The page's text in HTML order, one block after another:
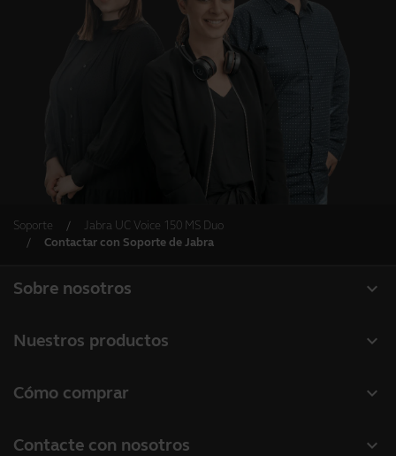
Soporte
Jabra UC Voice 150 MS Duo
Contactar con Soporte de Jabra
expand_more
Sobre nosotros
Sostenibilidad
expand_more
Nuestros productos
Cámaras de conferencia
expand_more
Cómo comprar
expand_more
Contacte con nosotros